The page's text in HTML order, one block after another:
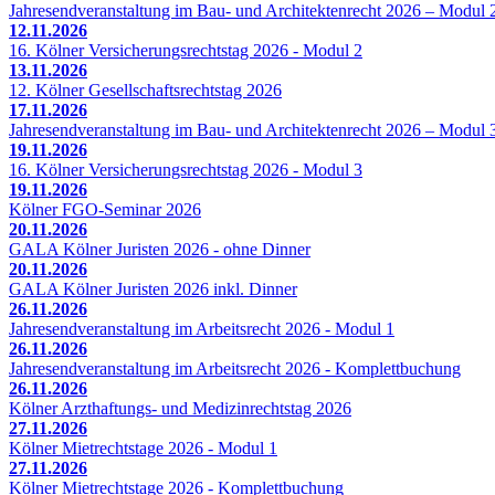
Jahresendveranstaltung im Bau- und Architektenrecht 2026 – Modul
12.11.2026
16. Kölner Versicherungsrechtstag 2026 - Modul 2
13.11.2026
12. Kölner Gesellschaftsrechtstag 2026
17.11.2026
Jahresendveranstaltung im Bau- und Architektenrecht 2026 – Modul
19.11.2026
16. Kölner Versicherungsrechtstag 2026 - Modul 3
19.11.2026
Kölner FGO-Seminar 2026
20.11.2026
GALA Kölner Juristen 2026 - ohne Dinner
20.11.2026
GALA Kölner Juristen 2026 inkl. Dinner
26.11.2026
Jahresendveranstaltung im Arbeitsrecht 2026 - Modul 1
26.11.2026
Jahresendveranstaltung im Arbeitsrecht 2026 - Komplettbuchung
26.11.2026
Kölner Arzthaftungs- und Medizinrechtstag 2026
27.11.2026
Kölner Mietrechtstage 2026 - Modul 1
27.11.2026
Kölner Mietrechtstage 2026 - Komplettbuchung